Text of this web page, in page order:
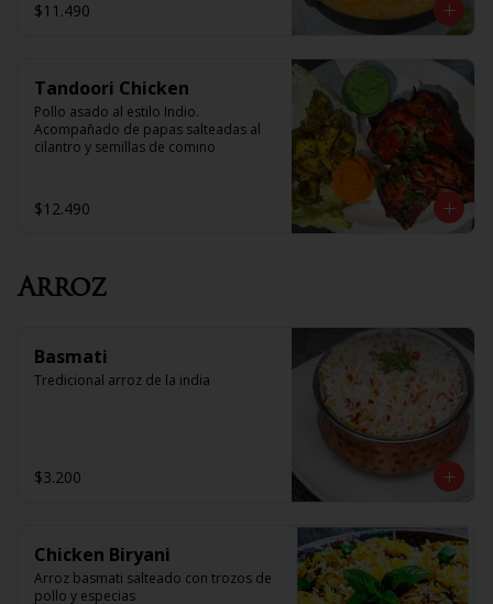
$11.490
Tandoori Chicken
Pollo asado al estilo Indio.
Acompañado de papas salteadas al
cilantro y semillas de comino
$12.490
Arroz
Basmati
Tredicional arroz de la india
$3.200
Chicken Biryani
Arroz basmati salteado con trozos de
pollo y especias